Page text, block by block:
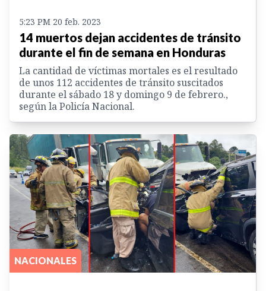
5:23 PM 20 feb. 2023
14 muertos dejan accidentes de tránsito
durante el fin de semana en Honduras
La cantidad de víctimas mortales es el resultado
de unos 112 accidentes de tránsito suscitados
durante el sábado 18 y domingo 9 de febrero.,
según la Policía Nacional.
NACIONALES